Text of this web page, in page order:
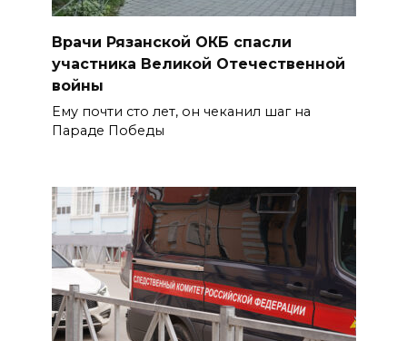
Врачи Рязанской ОКБ спасли
участника Великой Отечественной
войны
Ему почти сто лет, он чеканил шаг на
Параде Победы